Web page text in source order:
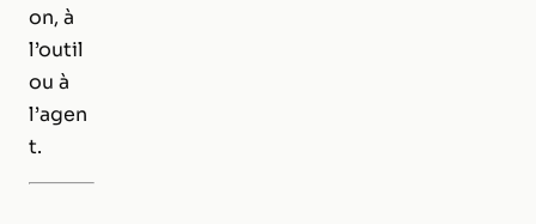
on, à
l’outil
ou à
l’agen
t.